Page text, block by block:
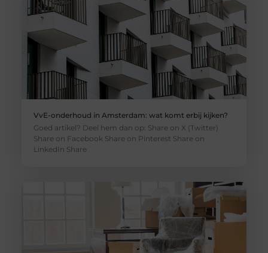
VvE-onderhoud in Amsterdam: wat komt erbij kijken?
Goed artikel? Deel hem dan op: Share on X (Twitter)
Share on Facebook Share on Pinterest Share on
LinkedIn Share